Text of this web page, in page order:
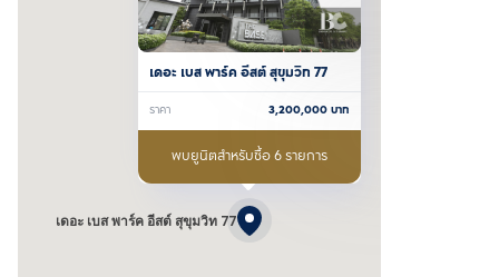
เดอะ เบส พาร์ค อีสต์ สุขุมวิท 77
เดอะ เบส พาร์ค อีสต์ สุขุมวิท 77
ราคา 3,200,000บาท
พบยูนิตสำหรับซื้อ 6 รายการ